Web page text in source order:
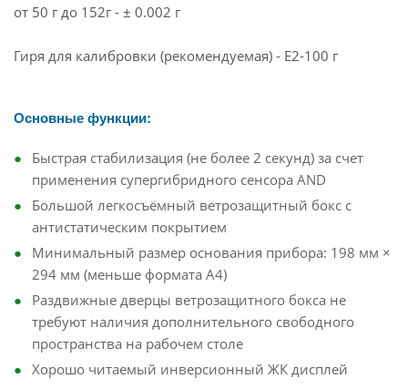
от 50 г до 152г - ± 0.002 г
Гиря для калибровки (рекомендуемая) - E2-100 г
Основные функции:
Быстрая стабилизация (не более 2 секунд) за счет
применения супергибридного сенсора AND
Большой легкосъёмный ветрозащитный бокс с
антистатическим покрытием
Минимальный размер основания прибора: 198 мм ×
294 мм (меньше формата А4)
Раздвижные дверцы ветрозащитного бокса не
требуют наличия дополнительного свободного
пространства на рабочем столе
Хорошо читаемый инверсионный ЖК дисплей